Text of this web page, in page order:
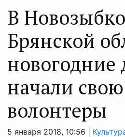
В
Брянской
новогодние
начали
волонтеры
5 января 2018, 10:56 |